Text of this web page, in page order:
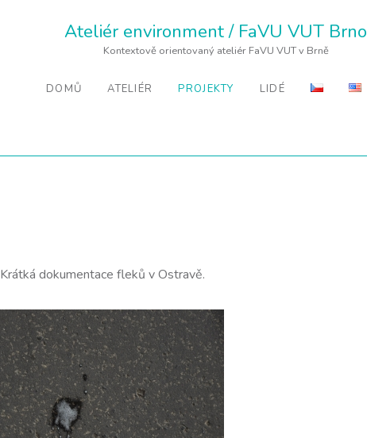
Ateliér environment / FaVU VUT Brno
Kontextově orientovaný ateliér FaVU VUT v Brně
DOMŮ ATELIÉR PROJEKTY LIDÉ
Krátká dokumentace fleků v Ostravě.